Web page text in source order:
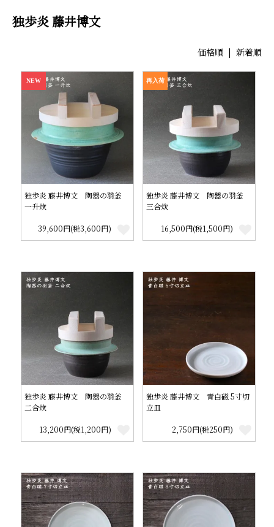
独歩炎 藤井博文
価格順 | 新着順
NEW
独歩炎 藤井博文 陶器の羽釜
一升炊
39,600円(税3,600円)
再入荷
独歩炎 藤井博文 陶器の羽釜
三合炊
16,500円(税1,500円)
独歩炎 藤井博文 陶器の羽釜
二合炊
13,200円(税1,200円)
独歩炎 藤井博文 青白磁 5寸切
立皿
2,750円(税250円)